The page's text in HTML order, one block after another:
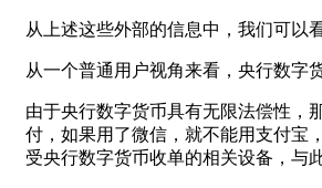
从上述这些外部的信息中，我们可以
从一个普通用户视角来看，央行数字
由于央行数字货币具有无限法偿性，
付，如果用了微信，就不能用支付宝
受央行数字货币收单的相关设备，与